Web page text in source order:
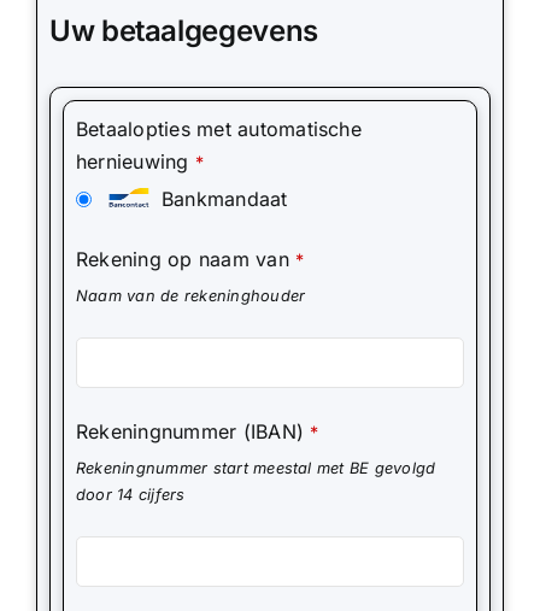
Uw betaalgegevens
Betaalopties met automatische
hernieuwing *
Bankmandaat
Rekening op naam van *
Naam van de rekeninghouder
Rekeningnummer (IBAN) *
Rekeningnummer start meestal met BE gevolgd
door 14 cijfers